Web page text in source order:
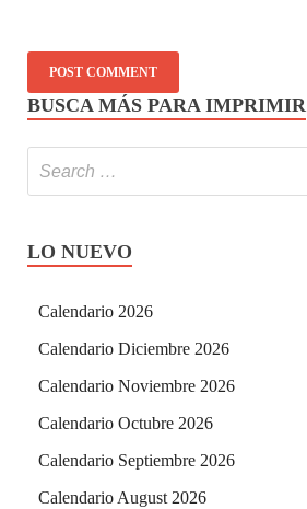
BUSCA MÁS PARA IMPRIMIR
LO NUEVO
Calendario 2026
Calendario Diciembre 2026
Calendario Noviembre 2026
Calendario Octubre 2026
Calendario Septiembre 2026
Calendario August 2026